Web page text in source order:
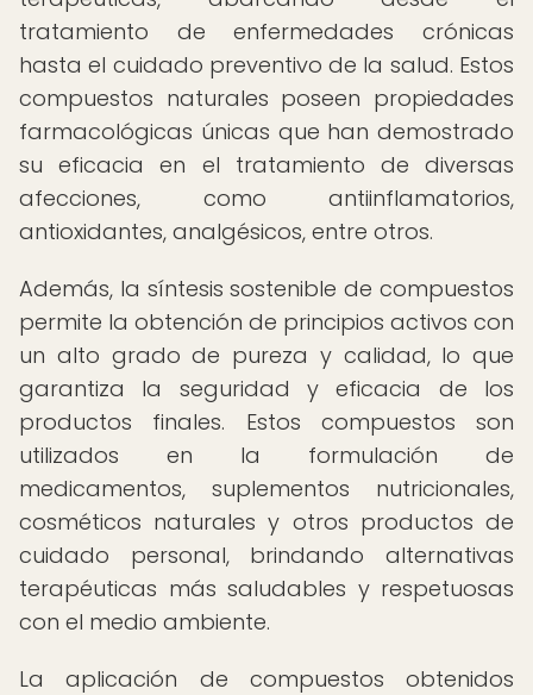
tratamiento de enfermedades crónicas
hasta el cuidado preventivo de la salud. Estos
compuestos naturales poseen propiedades
farmacológicas únicas que han demostrado
su eficacia en el tratamiento de diversas
afecciones, como antiinflamatorios,
antioxidantes, analgésicos, entre otros.
Además, la síntesis sostenible de compuestos
permite la obtención de principios activos con
un alto grado de pureza y calidad, lo que
garantiza la seguridad y eficacia de los
productos finales. Estos compuestos son
utilizados en la formulación de
medicamentos, suplementos nutricionales,
cosméticos naturales y otros productos de
cuidado personal, brindando alternativas
terapéuticas más saludables y respetuosas
con el medio ambiente.
La aplicación de compuestos obtenidos